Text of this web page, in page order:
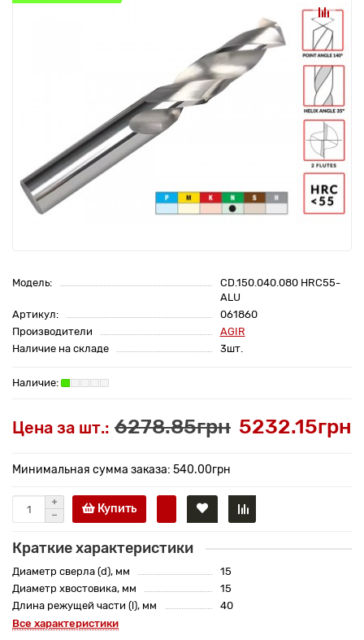
Модель:
CD.150.040.080 HRC55-
ALU
Артикул:
061860
Производители
AGIR
Наличие на складе
3шт.
Цена за шт.: 6278.85грн 5232.15грн
Минимальная сумма заказа: 540.00грн
Купить
Краткие характеристики
Диаметр сверла (d), мм
15
Диаметр хвостовика, мм
15
Длина режущей части (l), мм
40
Все характеристики